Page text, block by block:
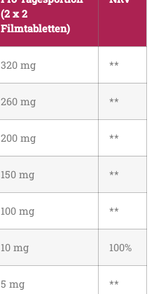
(2 x 2
Filmtabletten)
320 mg **
260 mg **
200 mg **
150 mg **
100 mg **
10 mg 100%
5 mg **